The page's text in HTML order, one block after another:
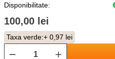
Disponibilitate:
100,00 lei
Taxa verde:+ 0,97 lei